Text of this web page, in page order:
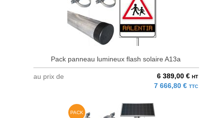
Pack panneau lumineux flash solaire A13a
au prix de 6 389,00 € HT
7 666,80 € TTC
PACK